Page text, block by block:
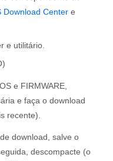
Download Center e
e utilitário.
e FIRMWARE,
e faça o download
recente).
download, salve o
descompacte (o